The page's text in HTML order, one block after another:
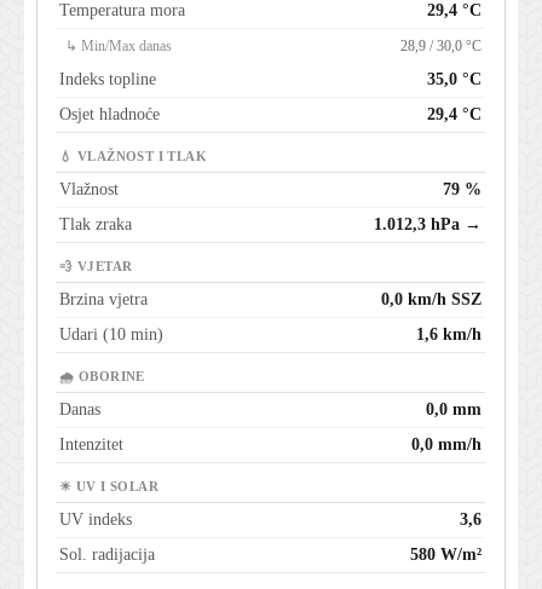
Temperatura mora 29,4 °C
↳ Min/Max danas 28,9 / 30,0 °C
Indeks topline
35,0 °C
Osjet hladnoće
29,4 °C
💧 VLAŽNOST I TLAK
Vlažnost
79 %
Tlak zraka
1.012,3 hPa →
💨 VJETAR
Brzina vjetra
0,0 km/h SSZ
Udari (10 min)
1,6 km/h
🌧 OBORINE
Danas
0,0 mm
Intenzitet
0,0 mm/h
☀ UV I SOLAR
UV indeks
3,6
Sol. radijacija
580 W/m²